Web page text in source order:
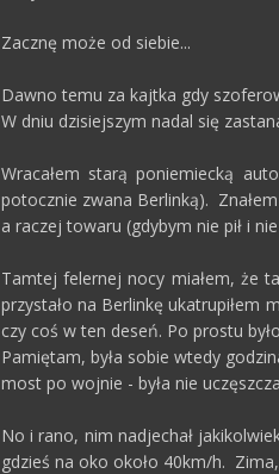
Zacznę może od siebie...
Dawno temu za kajtka gdy
W dniu dzisiejszym nadal się
Wracałem starą poniemiecką
potocznie zwana Berlinką).
a raczej towaru (gdybym nie pił i
Tamtej felernej nocy miałem, że
przystało na Berlinkę ukatrupiłem
czy coś w ten deseń. Po prostu
Pamiętam, była sobie wtedy
most po wojnie - była nie
No i rano, nim nadjechał
gdzieś na oko około 40km/h.